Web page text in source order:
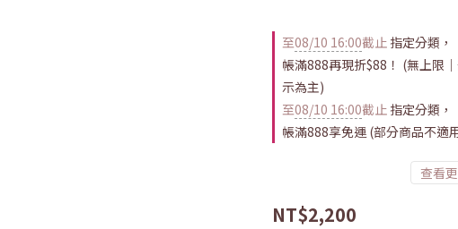
至08/10 16:00截止 指定分類
帳滿888再現折$88！ (無上限
示為主)
至08/10 16:00截止 指定分類
帳滿888享免運 (部分商品不適
查看
NT$2,200